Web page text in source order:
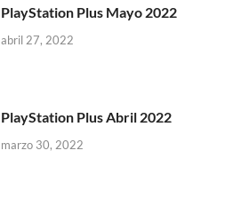
PlayStation Plus Mayo 2022
abril 27, 2022
PlayStation Plus Abril 2022
marzo 30, 2022